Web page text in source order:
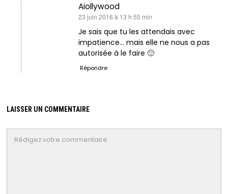
Aiollywood
23 juin 2016 à 13 h 55 min
Je sais que tu les attendais avec
impatience… mais elle ne nous a pas
autorisée à le faire 🙂
Répondre
LAISSER UN COMMENTAIRE